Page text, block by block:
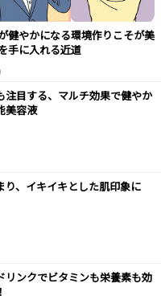
健やかになる環境作りこそが美
手に入れる近道
注目する、マルチ効果で健やか
美容液
り、イキイキとした肌印象に
リンクでビタミンも栄養素も効